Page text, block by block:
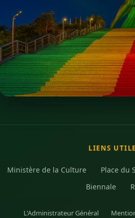
LIENS
Ministère de la Culture Place du
Biennale
L'Administrateur Général